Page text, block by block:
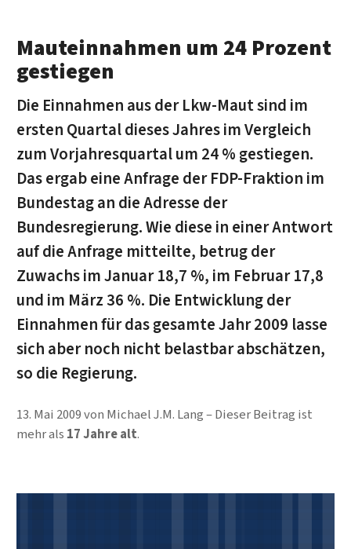
Mauteinnahmen um 24 Prozent
gestiegen
Die Einnahmen aus der Lkw-Maut sind im
ersten Quartal dieses Jahres im Vergleich
zum Vorjahresquartal um 24 % gestiegen.
Das ergab eine Anfrage der FDP-Fraktion im
Bundestag an die Adresse der
Bundesregierung. Wie diese in einer Antwort
auf die Anfrage mitteilte, betrug der
Zuwachs im Januar 18,7 %, im Februar 17,8
und im März 36 %. Die Entwicklung der
Einnahmen für das gesamte Jahr 2009 lasse
sich aber noch nicht belastbar abschätzen,
so die Regierung.
13. Mai 2009von Michael J.M. Lang
Dieser Beitrag ist
mehr als 17 Jahre alt.